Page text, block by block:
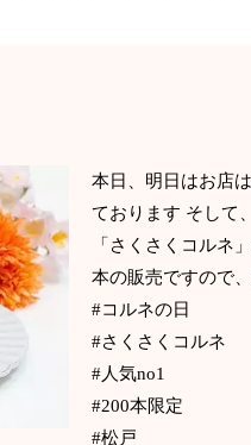
本日、明日はお店
ております そして
「さくさくコルネ
本の販売ですので
#コルネの日
#さくさくコルネ
#人気no1
#200本限定
#松戸